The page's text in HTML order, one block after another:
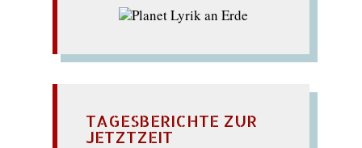
TAGESBERICHTE ZUR
JETZTZEIT